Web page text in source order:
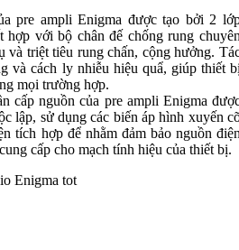
pre ampli Enigma được tạo bởi 2
hợp với bộ chân đế chống rung
và triệt tiêu rung chấn, cộng hưởng.
và cách ly nhiễu hiệu quẩ, giúp thiết
mọi trường hợp.
cấp nguồn của pre ampli Enigma
lập, sử dụng các biến áp hình xuyến
tích hợp để nhằm đảm bảo nguồn
cấp cho mạch tính hiệu của thiết bị.